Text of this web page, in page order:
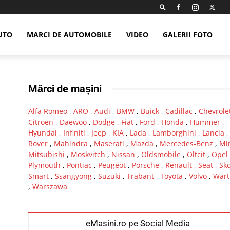
MARCI DE AUTOMOBILE VIDEO GALERII FOTO
Mărci de mașini
Alfa Romeo, ARO , Audi , BMW, Buick, Cadillac ,
Citroen , Daewoo, Dodge, Fiat, Ford , Honda , Hummer,
Hyundai , Infiniti , Jeep , KIA, Lada , Lamborghini , Lancia ,
Rover, Mahindra , Maserati , Mazda , Mercedes-Benz ,
Mitsubishi , Moskvitch , Nissan , Oldsmobile, Oltcit, Opel
Plymouth , Pontiac , Peugeot, Porsche, Renault, Seat,
Smart, Ssangyong, Suzuki , Trabant, Toyota , Volvo,
, Warszawa
eMasini.ro pe Social Media